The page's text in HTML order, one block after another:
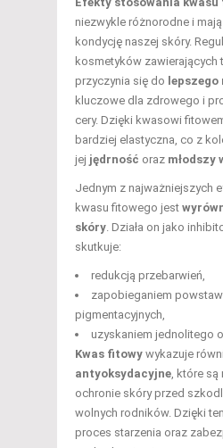
niezwykle różnorodne i
kondycję naszej skóry.
kosmetyków zawierających
przyczynia się do
kluczowe dla zdrowego i
cery. Dzięki kwasowi
bardziej elastyczna, co z
jej jędrność oraz młodszy
Jednym z najważniejszych
kwasu fitowego jest
skóry . Działa on jako
skutkuje:
redukcją przebarwień,
zapobieganiem
pigmentacyjnych,
uzyskaniem jednolitego
Kwas fitowy wykazuje
antyoksydacyjne , które
ochronie skóry przed
wolnych rodników. Dzięki
proces starzenia oraz